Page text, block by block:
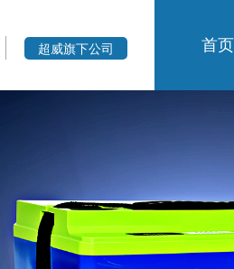
超威旗下公司 首页